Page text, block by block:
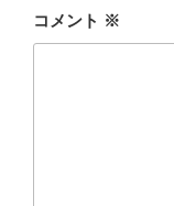
コメント ※